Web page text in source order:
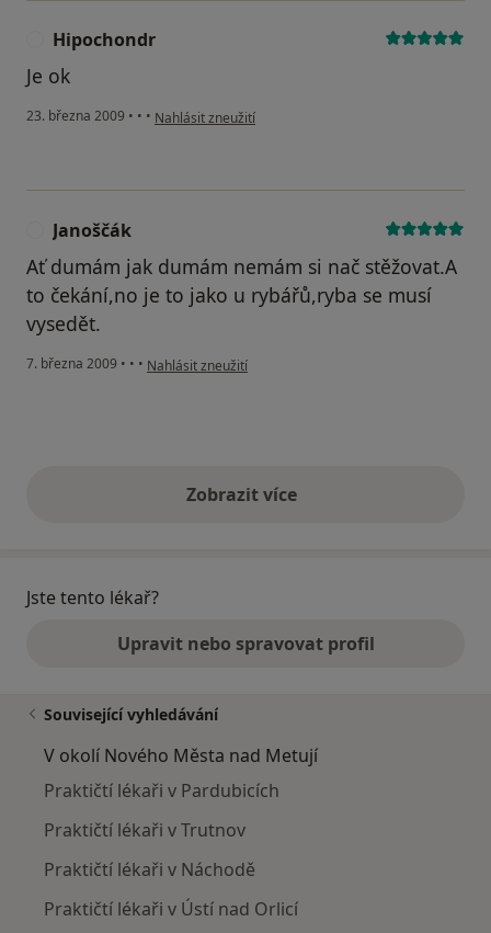
Hipochondr
Je ok
23. března 2009 • • • podle názoru uživatele Hipochondr
Nahlásit zneužití
Janoščák
Ať dumám jak dumám nemám si nač stěžovat.A
to čekání,no je to jako u rybářů,ryba se musí
vysedět.
7. března 2009 • • • podle názoru uživatele Janoščák
Nahlásit zneužití
Zobrazit vícevýše uvedené názory
Jste tento lékař?
Upravit nebo spravovat profil
Související vyhledávání
V okolí Nového Města nad Metují
Praktičtí lékaři v Pardubicích
Praktičtí lékaři v Trutnov
Praktičtí lékaři v Náchodě
Praktičtí lékaři v Ústí nad Orlicí